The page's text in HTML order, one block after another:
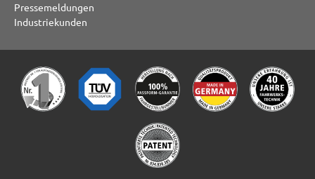
Pressemeldungen
Industriekunden